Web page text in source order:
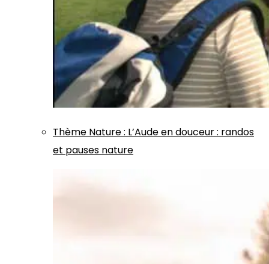
Thème Nature: L’Aude en douceur : randos
et pauses nature